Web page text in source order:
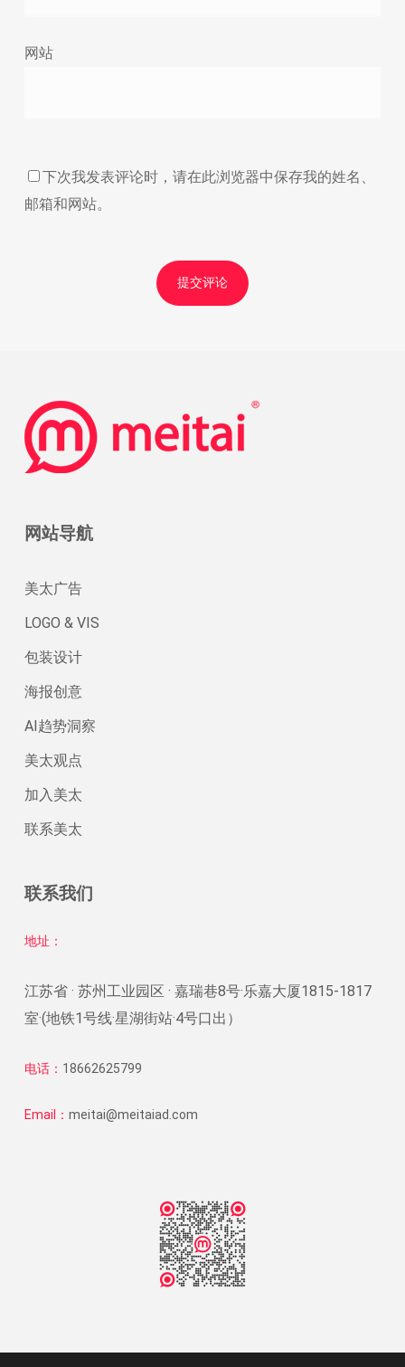
网站
下次我发表评论时，请在此浏览器中保存我的姓名、
邮箱和网站。
网站导航
美太广告
LOGO & VIS
包装设计
海报创意
AI趋势洞察
美太观点
加入美太
联系美太
联系我们
地址：
江苏省 · 苏州工业园区 · 嘉瑞巷8号·乐嘉大厦1815-1817
室·(地铁1号线·星湖街站·4号口出）
电话： 18662625799
Email： meitai@meitaiad.com